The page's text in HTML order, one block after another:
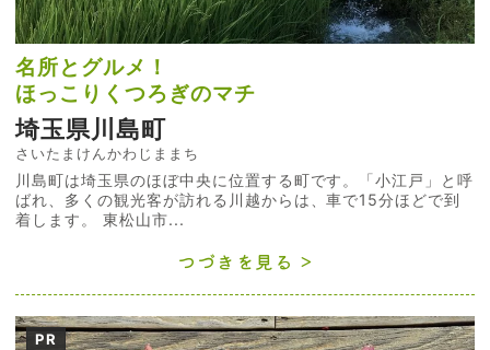
名所とグルメ！
ほっこりくつろぎのマチ
埼玉県川島町
さいたまけんかわじままち
川島町は埼玉県のほぼ中央に位置する町です。「小江戸」と呼
ばれ、多くの観光客が訪れる川越からは、車で15分ほどで到
着します。 東松山市...
つづきを見る
PR